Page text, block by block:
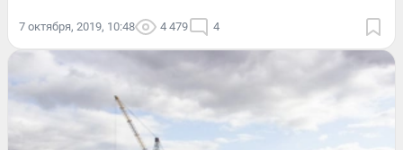
7 октября, 2019, 10:48 4 479 4